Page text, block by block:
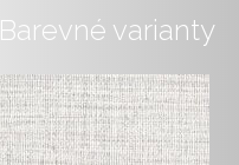
Barevné varianty